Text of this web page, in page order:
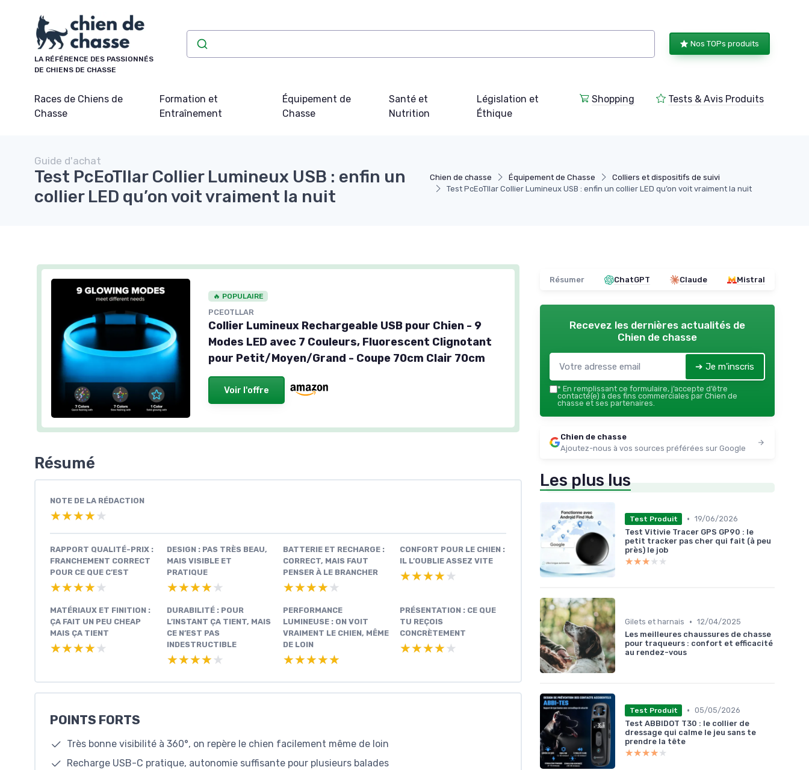
LA RÉFÉRENCE DES PASSIONNÉS
DE CHIENS DE CHASSE
Nos TOPs produits
Races de Chiens de
Chasse
Formation et
Entraînement
Équipement de
Chasse
Santé et
Nutrition
Législation et
Éthique
Shopping Tests & Avis Produits
Chien de chasse Équipement de Chasse
Colliers et dispositifs de suivi
Test PcEoTllar Collier Lumineux USB : enfin un collier LED qu’on voit vraiment la nuit
Guide d'achat
Test PcEoTllar Collier Lumineux USB : enfin un
collier LED qu’on voit vraiment la nuit
🔥 POPULAIRE
PCEOTLLAR
Collier Lumineux Rechargeable USB pour Chien - 9
Modes LED avec 7 Couleurs, Fluorescent Clignotant
pour Petit/Moyen/Grand - Coupe 70cm Clair 70cm
Voir l'offre
Résumé
NOTE DE LA RÉDACTION
★★★★★
★★★★★
RAPPORT QUALITÉ-PRIX :
FRANCHEMENT CORRECT
POUR CE QUE C’EST
★★★★★
★★★★★
DESIGN : PAS TRÈS BEAU,
MAIS VISIBLE ET
PRATIQUE
★★★★★
★★★★★
BATTERIE ET RECHARGE :
CORRECT, MAIS FAUT
PENSER À LE BRANCHER
★★★★★
★★★★★
CONFORT POUR LE CHIEN :
IL L’OUBLIE ASSEZ VITE
★★★★★
★★★★★
MATÉRIAUX ET FINITION :
ÇA FAIT UN PEU CHEAP
MAIS ÇA TIENT
★★★★★
★★★★★
DURABILITÉ : POUR
L’INSTANT ÇA TIENT, MAIS
CE N’EST PAS
INDESTRUCTIBLE
★★★★★
★★★★★
PERFORMANCE
LUMINEUSE : ON VOIT
VRAIMENT LE CHIEN, MÊME
DE LOIN
★★★★★
★★★★★
PRÉSENTATION : CE QUE
TU REÇOIS
CONCRÈTEMENT
★★★★★
★★★★★
POINTS FORTS
Très bonne visibilité à 360°, on repère le chien facilement même de loin
Recharge USB-C pratique, autonomie suffisante pour plusieurs balades
Résumer ChatGPT Claude Mistral
Recevez les dernières actualités de
Chien de chasse
➔ Je m'inscris
* En remplissant ce formulaire, j’accepte d’être
contacté(e) à des fins commerciales par Chien de
chasse et ses partenaires.
Chien de chasse
Ajoutez-nous à vos sources préférées sur Google
Les plus lus
Test Produit • 19/06/2026
Test Vitivie Tracer GPS GP90 : le
petit tracker pas cher qui fait (à peu
près) le job
★★★★★
★★★★★
Gilets et harnais • 12/04/2025
Les meilleures chaussures de chasse
pour traqueurs : confort et efficacité
au rendez-vous
Test Produit • 05/05/2026
Test ABBIDOT T30 : le collier de
dressage qui calme le jeu sans te
prendre la tête
★★★★★
★★★★★